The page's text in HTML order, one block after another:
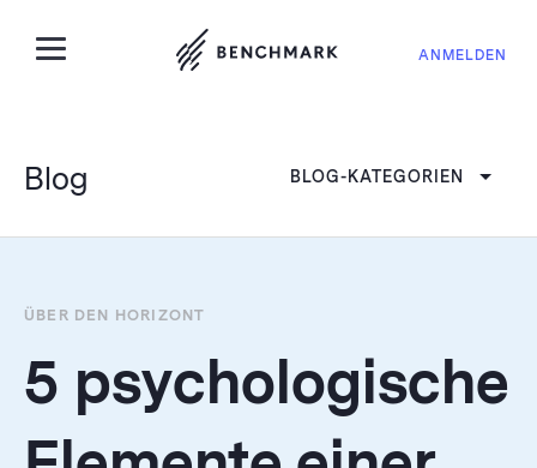
ANMELDEN
Blog BLOG-KATEGORIEN
ÜBER DEN HORIZONT
5 psychologische